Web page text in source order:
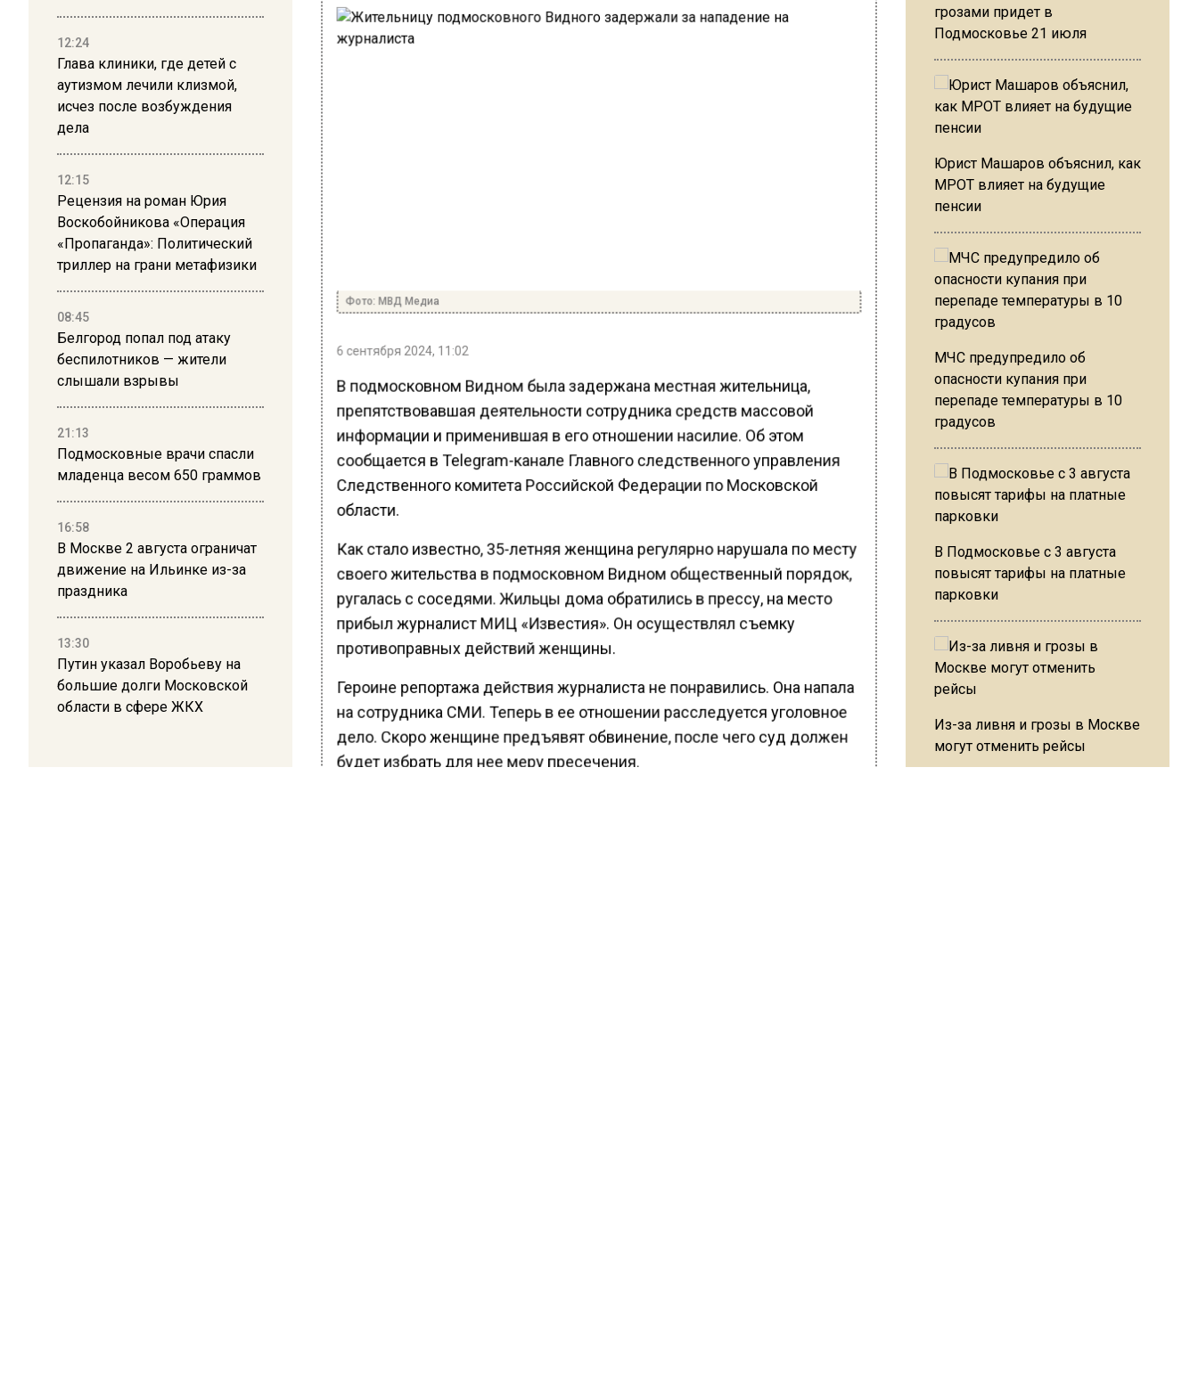
12:24
Глава клиники, где детей с
аутизмом лечили клизмой,
исчез после возбуждения
дела
12:15
Рецензия на роман Юрия
Воскобойникова «Операция
«Пропаганда»: Политический
триллер на грани метафизики
08:45
Белгород попал под атаку
беспилотников — жители
слышали взрывы
21:13
Подмосковные врачи спасли
младенца весом 650 граммов
16:58
В Москве 2 августа ограничат
движение на Ильинке из-за
праздника
13:30
Путин указал Воробьеву на
большие долги Московской
области в сфере ЖКХ
Фото: МВД Медиа
6 сентября 2024, 11:02
В подмосковном Видном была задержана местная жительница,
препятствовавшая деятельности сотрудника средств массовой
информации и применившая в его отношении насилие. Об этом
сообщается в Telegram-канале Главного следственного управления
Следственного комитета Российской Федерации по Московской
области.
Как стало известно, 35-летняя женщина регулярно нарушала по месту
своего жительства в подмосковном Видном общественный порядок,
ругалась с соседями. Жильцы дома обратились в прессу, на место
прибыл журналист МИЦ «Известия». Он осуществлял съемку
противоправных действий женщины.
Героине репортажа действия журналиста не понравились. Она напала
на сотрудника СМИ. Теперь в ее отношении расследуется уголовное
дело. Скоро женщине предъявят обвинение, после чего суд должен
будет избрать для нее меру пресечения.
грозами придет в
Подмосковье 21 июля
Юрист Машаров объяснил, как
МРОТ влияет на будущие
пенсии
МЧС предупредило об
опасности купания при
перепаде температуры в 10
градусов
В Подмосковье с 3 августа
повысят тарифы на платные
парковки
Из-за ливня и грозы в Москве
могут отменить рейсы